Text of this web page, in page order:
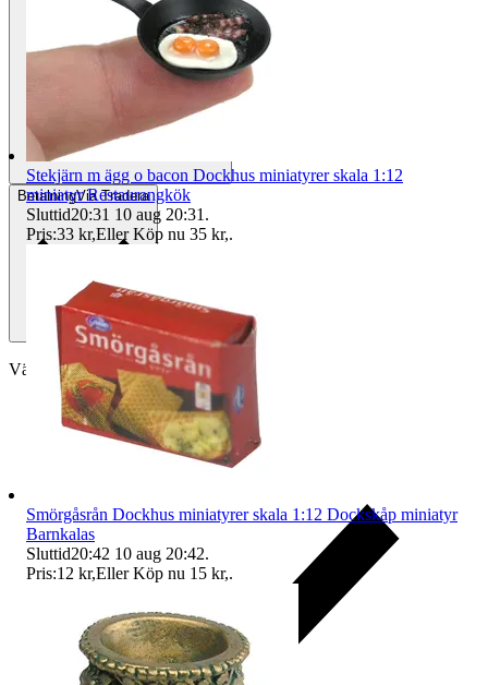
BetalningVia Tradera
Välj till köparskydd
Stekjärn m ägg o bacon Dockhus miniatyrer skala 1:12
miniatyr Restaurangkök
Sluttid20:31 10 aug 20:31 .
Pris:33 kr,Eller Köp nu 35 kr,.
Smörgåsrån Dockhus miniatyrer skala 1:12 Dockskåp miniatyr
Barnkalas
Sluttid20:42 10 aug 20:42.
Pris:12 kr,Eller Köp nu 15 kr,.